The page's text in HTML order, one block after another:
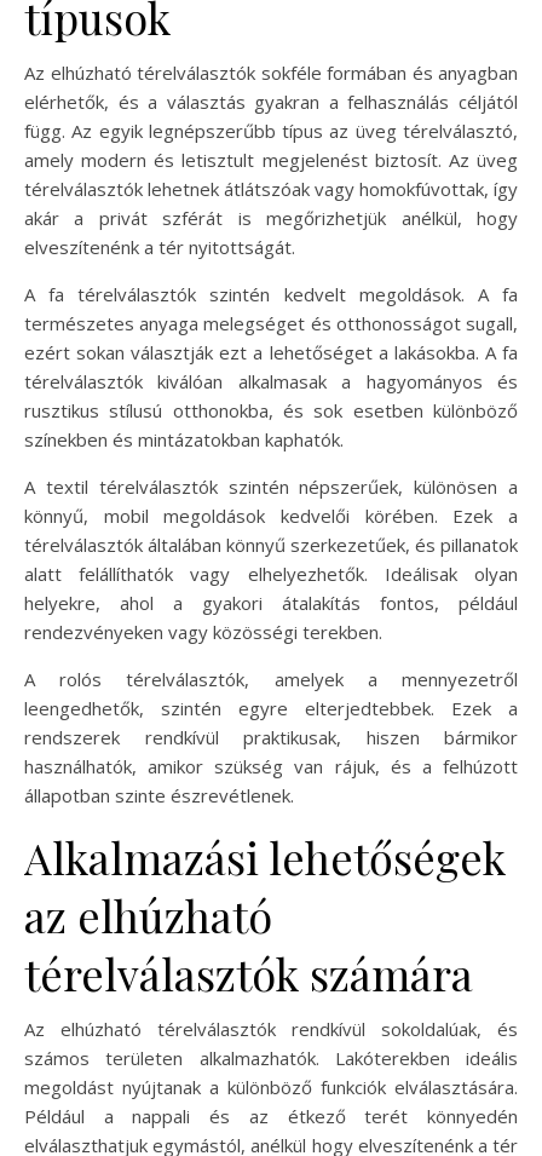
típusok
Az elhúzható térelválasztók sokféle formában és anyagban
elérhetők, és a választás gyakran a felhasználás céljától
függ. Az egyik legnépszerűbb típus az üveg térelválasztó,
amely modern és letisztult megjelenést biztosít. Az üveg
térelválasztók lehetnek átlátszóak vagy homokfúvottak, így
akár a privát szférát is megőrizhetjük anélkül, hogy
elveszítenénk a tér nyitottságát.
A fa térelválasztók szintén kedvelt megoldások. A fa
természetes anyaga melegséget és otthonosságot sugall,
ezért sokan választják ezt a lehetőséget a lakásokba. A fa
térelválasztók kiválóan alkalmasak a hagyományos és
rusztikus stílusú otthonokba, és sok esetben különböző
színekben és mintázatokban kaphatók.
A textil térelválasztók szintén népszerűek, különösen a
könnyű, mobil megoldások kedvelői körében. Ezek a
térelválasztók általában könnyű szerkezetűek, és pillanatok
alatt felállíthatók vagy elhelyezhetők. Ideálisak olyan
helyekre, ahol a gyakori átalakítás fontos, például
rendezvényeken vagy közösségi terekben.
A rolós térelválasztók, amelyek a mennyezetről
leengedhetők, szintén egyre elterjedtebbek. Ezek a
rendszerek rendkívül praktikusak, hiszen bármikor
használhatók, amikor szükség van rájuk, és a felhúzott
állapotban szinte észrevétlenek.
Alkalmazási lehetőségek
az elhúzható
térelválasztók számára
Az elhúzható térelválasztók rendkívül sokoldalúak, és
számos területen alkalmazhatók. Lakóterekben ideális
megoldást nyújtanak a különböző funkciók elválasztására.
Például a nappali és az étkező terét könnyedén
elválaszthatjuk egymástól, anélkül hogy elveszítenénk a tér